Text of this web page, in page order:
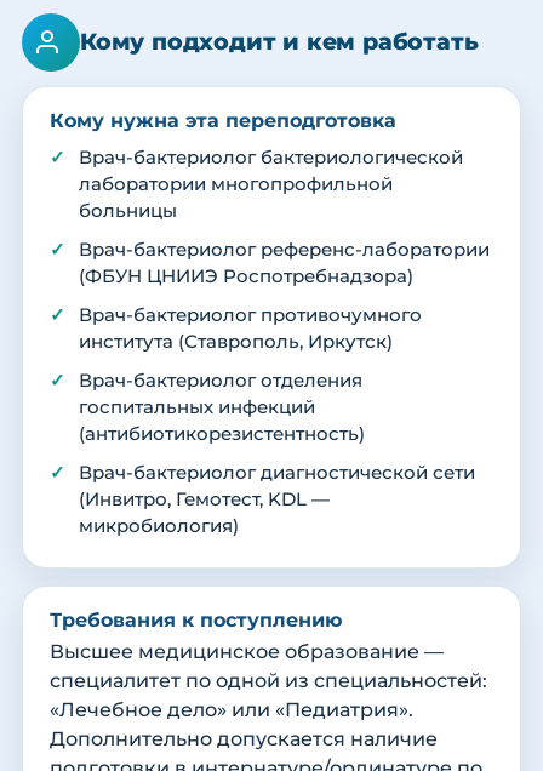
Кому подходит и кем работать
Кому нужна эта переподготовка
Врач-бактериолог бактериологической
лаборатории многопрофильной
больницы
Врач-бактериолог референс-лаборатории
(ФБУН ЦНИИЭ Роспотребнадзора)
Врач-бактериолог противочумного
института (Ставрополь, Иркутск)
Врач-бактериолог отделения
госпитальных инфекций
(антибиотикорезистентность)
Врач-бактериолог диагностической сети
(Инвитро, Гемотест, KDL —
микробиология)
Требования к поступлению
Высшее медицинское образование —
специалитет по одной из специальностей:
«Лечебное дело» или «Педиатрия».
Дополнительно допускается наличие